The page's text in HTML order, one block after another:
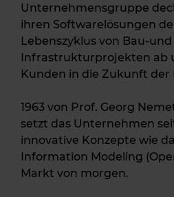
Unternehmensgruppe
ihren Softwarelösungen
Lebenszyklus von Bau-und
Infrastrukturprojekten ab
Kunden in die Zukunft der
1963 von Prof. Georg
setzt das Unternehmen
innovative Konzepte wie
Information Modeling
Markt von morgen.